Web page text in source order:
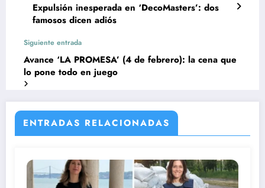
Expulsión inesperada en ‘DecoMasters’: dos
famosos dicen adiós
Siguiente entrada
Avance ‘LA PROMESA’ (4 de febrero): la cena que
lo pone todo en juego
ENTRADAS RELACIONADAS